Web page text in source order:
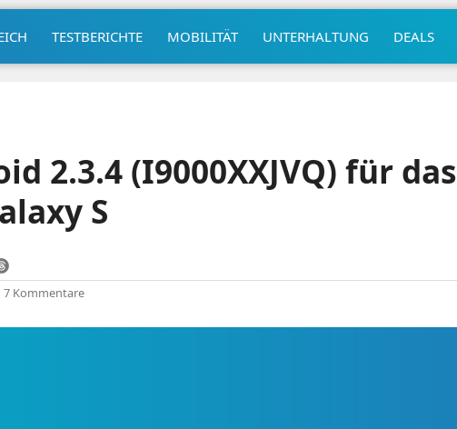
TESTBERICHTE MOBILITÄT UNTERHALTUNG DEALS
2.3.4 (I9000XXJVQ) für das
S
7 Kommentare